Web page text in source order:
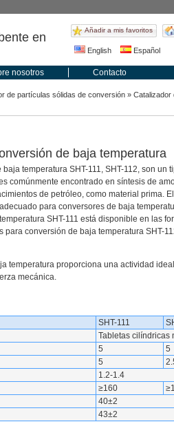
en
Añadir a mis favoritos
English Español
nosotros Contacto
de partículas sólidas de conversión» Catalizador
de baja temperatura
temperatura SHT-111, SHT-112, son un
comúnmente encontrado en síntesis de
de petróleo, como material prima.
para conversores de baja
SHT-111 está disponible en las
conversión de baja temperatura SHT-
temperatura proporciona una actividad
mecánica.
SHT-111
Tabletas cilíndricas
5 5
5
1.2-1.4
≥160
40±2
43±2